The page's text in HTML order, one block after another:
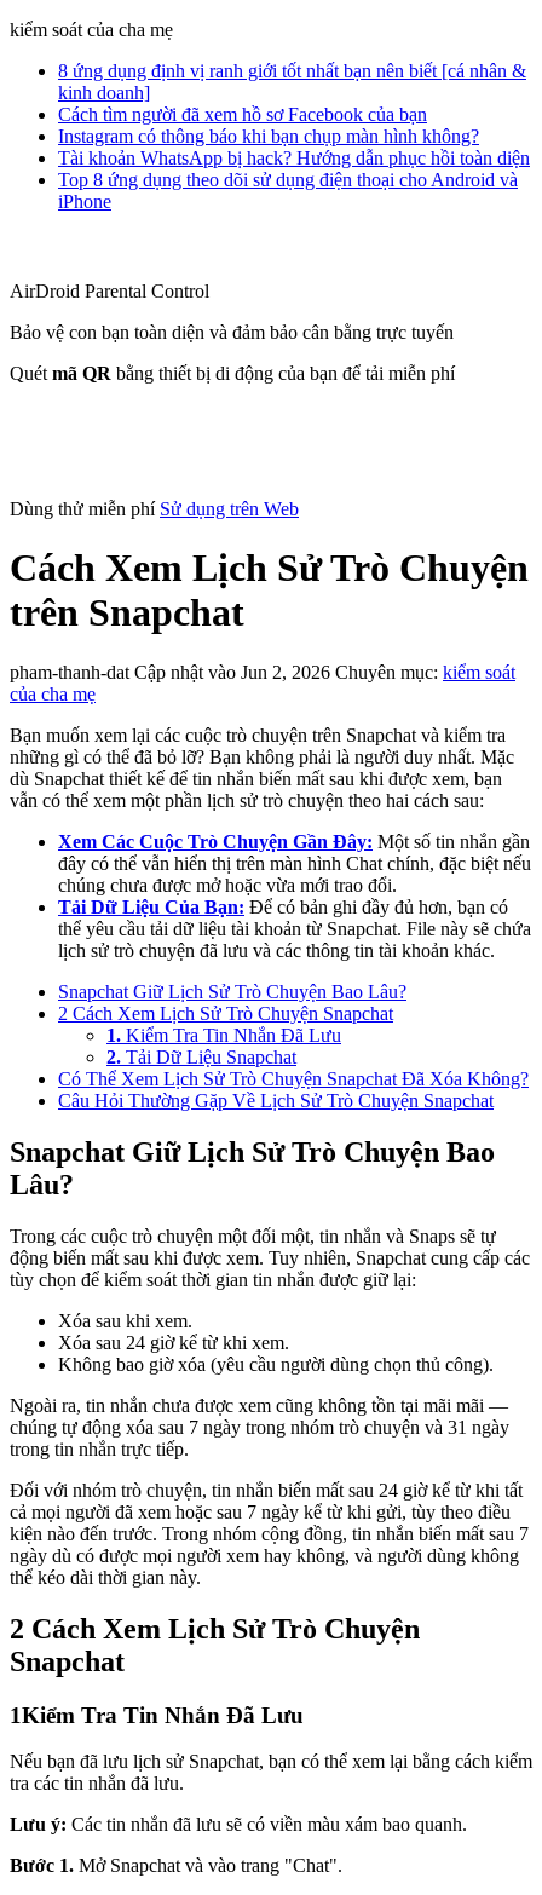
kiểm soát của cha mẹ
8 ứng dụng định vị ranh giới tốt nhất bạn nên biết [cá nhân &
kinh doanh]
Cách tìm người đã xem hồ sơ Facebook của bạn
Instagram có thông báo khi bạn chụp màn hình không?
Tài khoản WhatsApp bị hack? Hướng dẫn phục hồi toàn diện
Top 8 ứng dụng theo dõi sử dụng điện thoại cho Android và
iPhone
AirDroid Parental Control
Bảo vệ con bạn toàn diện và đảm bảo cân bằng trực tuyến
Quét mã QR bằng thiết bị di động của bạn để tải miễn phí
Dùng thử miễn phí Sử dụng trên Web
Cách Xem Lịch Sử Trò Chuyện
trên Snapchat
pham-thanh-dat Cập nhật vào Jun 2, 2026 Chuyên mục: kiểm soát
của cha mẹ
Bạn muốn xem lại các cuộc trò chuyện trên Snapchat và kiểm tra
những gì có thể đã bỏ lỡ? Bạn không phải là người duy nhất. Mặc
dù Snapchat thiết kế để tin nhắn biến mất sau khi được xem, bạn
vẫn có thể xem một phần lịch sử trò chuyện theo hai cách sau:
Xem Các Cuộc Trò Chuyện Gần Đây: Một số tin nhắn gần
đây có thể vẫn hiển thị trên màn hình Chat chính, đặc biệt nếu
chúng chưa được mở hoặc vừa mới trao đổi.
Tải Dữ Liệu Của Bạn: Để có bản ghi đầy đủ hơn, bạn có
thể yêu cầu tải dữ liệu tài khoản từ Snapchat. File này sẽ chứa
lịch sử trò chuyện đã lưu và các thông tin tài khoản khác.
Snapchat Giữ Lịch Sử Trò Chuyện Bao Lâu?
2 Cách Xem Lịch Sử Trò Chuyện Snapchat
1. Kiểm Tra Tin Nhắn Đã Lưu
2. Tải Dữ Liệu Snapchat
Có Thể Xem Lịch Sử Trò Chuyện Snapchat Đã Xóa Không?
Câu Hỏi Thường Gặp Về Lịch Sử Trò Chuyện Snapchat
Snapchat Giữ Lịch Sử Trò Chuyện Bao
Lâu?
Trong các cuộc trò chuyện một đối một, tin nhắn và Snaps sẽ tự
động biến mất sau khi được xem. Tuy nhiên, Snapchat cung cấp các
tùy chọn để kiểm soát thời gian tin nhắn được giữ lại:
Xóa sau khi xem.
Xóa sau 24 giờ kể từ khi xem.
Không bao giờ xóa (yêu cầu người dùng chọn thủ công).
Ngoài ra, tin nhắn chưa được xem cũng không tồn tại mãi mãi —
chúng tự động xóa sau 7 ngày trong nhóm trò chuyện và 31 ngày
trong tin nhắn trực tiếp.
Đối với nhóm trò chuyện, tin nhắn biến mất sau 24 giờ kể từ khi tất
cả mọi người đã xem hoặc sau 7 ngày kể từ khi gửi, tùy theo điều
kiện nào đến trước. Trong nhóm cộng đồng, tin nhắn biến mất sau 7
ngày dù có được mọi người xem hay không, và người dùng không
thể kéo dài thời gian này.
2 Cách Xem Lịch Sử Trò Chuyện
Snapchat
1Kiểm Tra Tin Nhắn Đã Lưu
Nếu bạn đã lưu lịch sử Snapchat, bạn có thể xem lại bằng cách kiểm
tra các tin nhắn đã lưu.
Lưu ý: Các tin nhắn đã lưu sẽ có viền màu xám bao quanh.
Bước 1. Mở Snapchat và vào trang "Chat".